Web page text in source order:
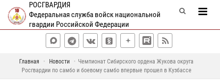
РОСГВАРДИЯ
Федеральная служба войск национальной
гвардии Российской Федерации
Главная Новости
Чемпионат Сибирского ордена Жукова округа
Росгвардии по самбо и боевому самбо впервые прошел в Кузбассе